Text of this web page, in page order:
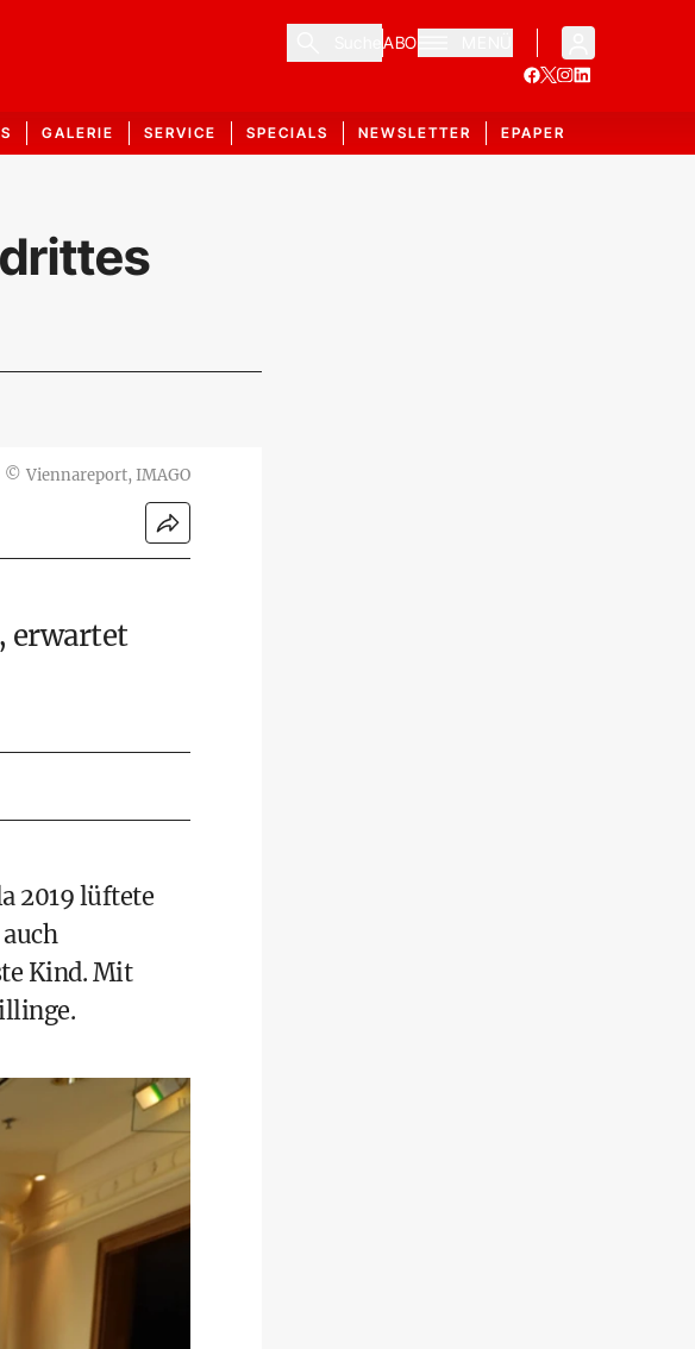
ABO
GALERIE SERVICE SPECIALS NEWSLETTER EPAPER
© Viennareport, IMAGO
erwartet
2019 lüftete
Kind. Mit